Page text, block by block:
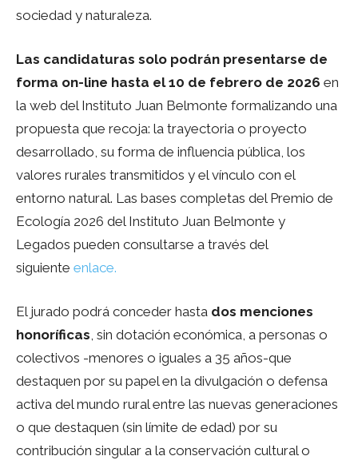
sociedad y naturaleza.
Las candidaturas solo podrán presentarse de
forma on-line hasta el 10 de febrero de 2026 en
la web del Instituto Juan Belmonte formalizando una
propuesta que recoja: la trayectoria o proyecto
desarrollado, su forma de influencia pública, los
valores rurales transmitidos y el vínculo con el
entorno natural. Las bases completas del Premio de
Ecología 2026 del Instituto Juan Belmonte y
Legados pueden consultarse a través del
siguiente enlace.
El jurado podrá conceder hasta dos menciones
honoríficas, sin dotación económica, a personas o
colectivos -menores o iguales a 35 años-que
destaquen por su papel en la divulgación o defensa
activa del mundo rural entre las nuevas generaciones
o que destaquen (sin límite de edad) por su
contribución singular a la conservación cultural o